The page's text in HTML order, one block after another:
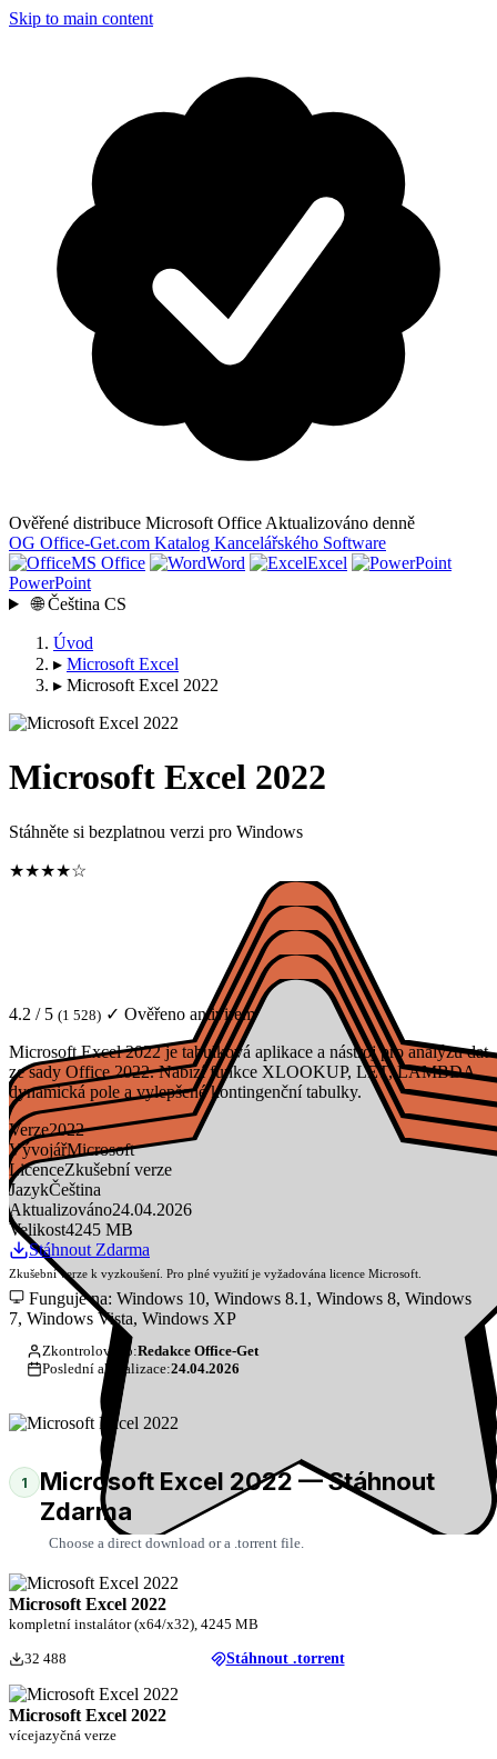
Skip to main content
Ověřené distribuce Microsoft Office Aktualizováno denně
OG Office-Get.com Katalog Kancelářského Software
MS Office
Word
Excel
PowerPoint
🌐 Čeština CS
Úvod
▸ Microsoft Excel
▸ Microsoft Excel 2022
Microsoft Excel 2022
Stáhněte si bezplatnou verzi pro Windows
★★★★☆
4.2 / 5 (1 528) ✓ Ověřeno antivirem
Microsoft Excel 2022 je tabulková aplikace a nástroj pro analýzu dat
ze sady Office 2022. Nabízí funkce XLOOKUP, LET, LAMBDA,
dynamická pole a vylepšené kontingenční tabulky.
Verze2022
VývojářMicrosoft
LicenceZkušební verze
JazykČeština
Aktualizováno24.04.2026
Velikost4245 MB
Stáhnout Zdarma
Zkušební verze k vyzkoušení. Pro plné využití je vyžadována licence Microsoft.
Funguje na: Windows 10, Windows 8.1, Windows 8, Windows
7, Windows Vista, Windows XP
Zkontrolováno:Redakce Office-Get
Poslední aktualizace:24.04.2026
1
Microsoft Excel 2022 — Stáhnout
Zdarma
Choose a direct download or a .torrent file.
Microsoft Excel 2022
kompletní instalátor (x64/x32), 4245 MB
32 488 Stáhnout .torrent
Microsoft Excel 2022
vícejazyčná verze